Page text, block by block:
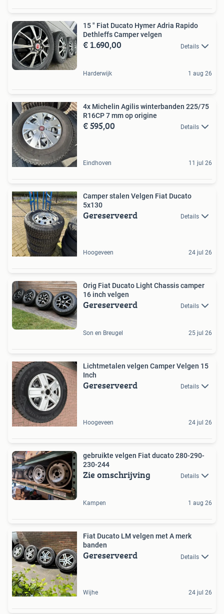
15 " Fiat Ducato Hymer Adria Rapido
Dethleffs Camper velgen
€ 1.690,00 Details
Harderwijk 1 aug 26
4x Michelin Agilis winterbanden 225/75
R16CP 7 mm op origine
€ 595,00 Details
Eindhoven 11 jul 26
Camper stalen Velgen Fiat Ducato
5x130
Gereserveerd Details
Hoogeveen 24 jul 26
Orig Fiat Ducato Light Chassis camper
16 inch velgen
Gereserveerd Details
Son en Breugel 25 jul 26
Lichtmetalen velgen Camper Velgen 15
Inch
Gereserveerd Details
Hoogeveen 24 jul 26
gebruikte velgen Fiat ducato 280-290-
230-244
Zie omschrijving Details
Kampen 1 aug 26
Fiat Ducato LM velgen met A merk
banden
Gereserveerd Details
Wijhe 24 jul 26